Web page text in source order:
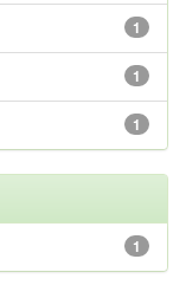
1
1
1
1